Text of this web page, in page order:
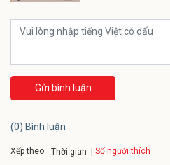
Gửi bình luận
(0) Bình luận
Xếp theo: Thời gian Số người thích